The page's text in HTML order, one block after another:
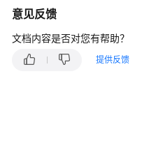
控
制
台
意见反馈
文档内容是否对您有帮助？
提供反馈